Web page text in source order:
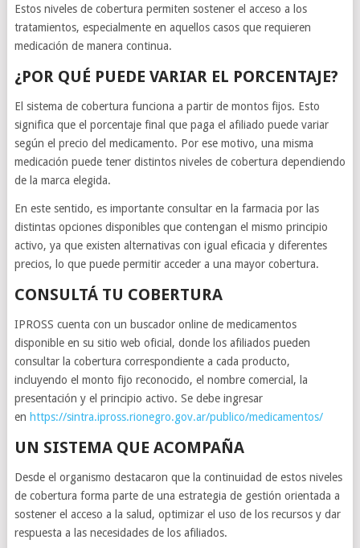
Estos niveles de cobertura permiten sostener el acceso a los
tratamientos, especialmente en aquellos casos que requieren
medicación de manera continua.
¿POR QUÉ PUEDE VARIAR EL PORCENTAJE?
El sistema de cobertura funciona a partir de montos fijos. Esto
significa que el porcentaje final que paga el afiliado puede variar
según el precio del medicamento. Por ese motivo, una misma
medicación puede tener distintos niveles de cobertura dependiendo
de la marca elegida.
En este sentido, es importante consultar en la farmacia por las
distintas opciones disponibles que contengan el mismo principio
activo, ya que existen alternativas con igual eficacia y diferentes
precios, lo que puede permitir acceder a una mayor cobertura.
CONSULTÁ TU COBERTURA
IPROSS cuenta con un buscador online de medicamentos
disponible en su sitio web oficial, donde los afiliados pueden
consultar la cobertura correspondiente a cada producto,
incluyendo el monto fijo reconocido, el nombre comercial, la
presentación y el principio activo. Se debe ingresar
en https://sintra.ipross.rionegro.gov.ar/publico/medicamentos/
UN SISTEMA QUE ACOMPAÑA
Desde el organismo destacaron que la continuidad de estos niveles
de cobertura forma parte de una estrategia de gestión orientada a
sostener el acceso a la salud, optimizar el uso de los recursos y dar
respuesta a las necesidades de los afiliados.